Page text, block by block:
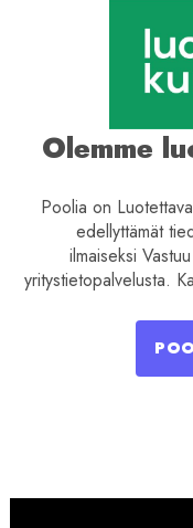
Olemme
Poolia on
edellyttämät
ilmaiseksi
yritystietopalvelusta.